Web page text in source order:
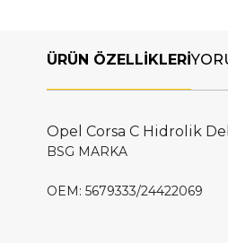
ÜRÜN ÖZELLIKLERI
Opel Corsa C Hidrolik
BSG MARKA
OEM: 5679333/24422069